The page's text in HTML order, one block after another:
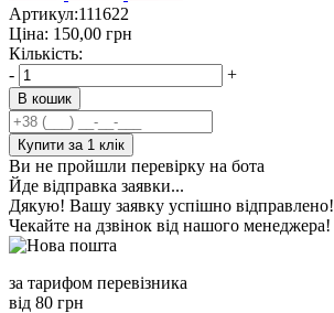
Артикул:111622
Ціна: 150,00 грн
Кількість:
-
+
В кошик
Купити за 1 клiк
Ви не пройшли перевірку на бота
Йде відправка заявки...
Дякую! Вашу заявку успішно відправлено!
Чекайте на дзвінок від нашого менеджера!
за тарифом перевізника
від 80 грн